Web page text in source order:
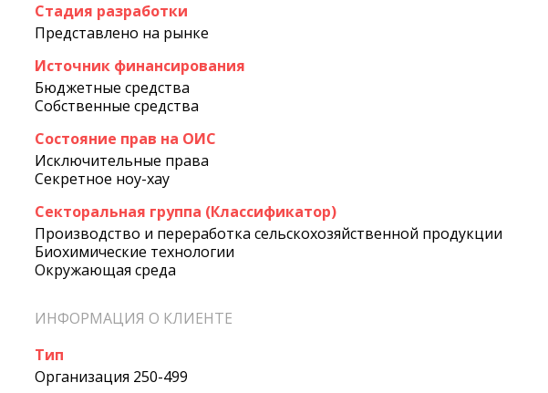
Стадия разработки
Представлено на рынке
Источник финансирования
Бюджетные средства
Собственные средства
Состояние прав на ОИС
Исключительные права
Секретное ноу-хау
Секторальная группа (Классификатор)
Производство и переработка сельскохозяйственной продукции
Биохимические технологии
Окружающая среда
ИНФОРМАЦИЯ О КЛИЕНТЕ
Тип
Организация 250-499